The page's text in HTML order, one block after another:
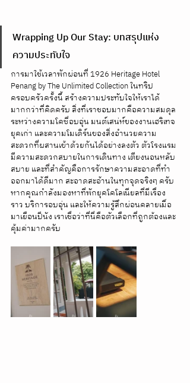
Wrapping Up Our Stay: บทสรุปแห่ง
ความประทับใจ
การมาใช้เวลาพักผ่อนที่ 1926 Heritage Hotel
Penang by The Unlimited Collection ในทริป
ครอบครัวครั้งนี้ สร้างความประทับใจให้เราได้
มากกว่าที่คิดครับ สิ่งที่เราชอบมากคือความสมดุล
ระหว่างความโคซี่อบอุ่น มนต์เสน่ห์ของงานเฮริเทจ
ยุคเก่า และความโมเดิร์นของสิ่งอำนวยความ
สะดวกที่ผสานเข้าด้วยกันได้อย่างลงตัว ตัวโรงแรม
มีความสะดวกสบายในการเดินทาง เตียงนอนหลับ
สบาย และที่สำคัญคือการรักษาความสะอาดที่ทำ
ออกมาได้ดีมาก สะอาดสะอ้านในทุกจุดจริงๆ ครับ
หากคุณกำลังมองหาที่พักยุคโคโลเนียลที่มีเรื่อง
ราว บริการอบอุ่น และให้ความรู้สึกผ่อนคลายเมื่อ
มาเยือนปีนัง เราเชื่อว่าที่นี่คือตัวเลือกที่ถูกต้องและ
คุ้มค่ามากครับ